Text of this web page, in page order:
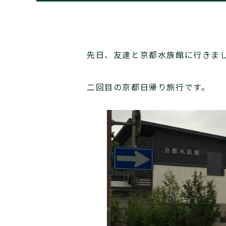
先日、友達と京都水族館に行きま
二回目の京都日帰り旅行です。